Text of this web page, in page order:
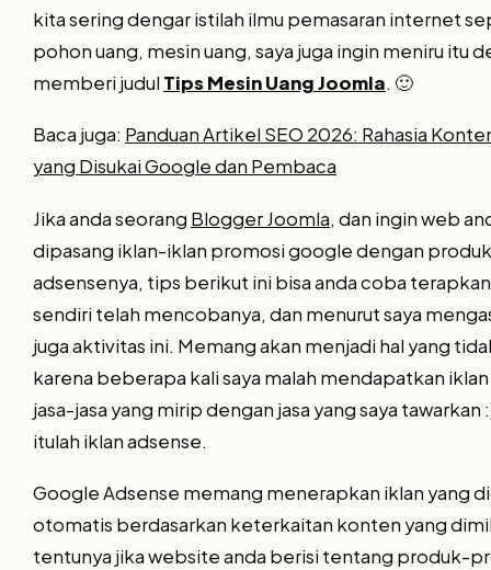
kita sering dengar istilah ilmu pemasaran internet
pohon uang, mesin uang, saya juga ingin meniru itu
memberi judul Tips Mesin Uang Joomla. 🙂
Baca juga: Panduan Artikel SEO 2026: Rahasia
yang Disukai Google dan Pembaca
Jika anda seorang Blogger Joomla, dan ingin web
dipasang iklan-iklan promosi google dengan produk
adsensenya, tips berikut ini bisa anda coba
sendiri telah mencobanya, dan menurut saya
juga aktivitas ini. Memang akan menjadi hal yang
karena beberapa kali saya malah mendapatkan
jasa-jasa yang mirip dengan jasa yang saya tawarkan
itulah iklan adsense.
Google Adsense memang menerapkan iklan yang
otomatis berdasarkan keterkaitan konten yang
tentunya jika website anda berisi tentang produk-